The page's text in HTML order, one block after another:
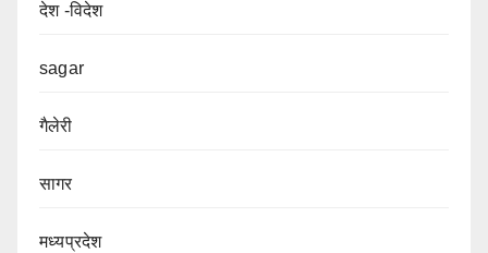
देश -विदेश
sagar
गैलेरी
सागर
मध्यप्रदेश